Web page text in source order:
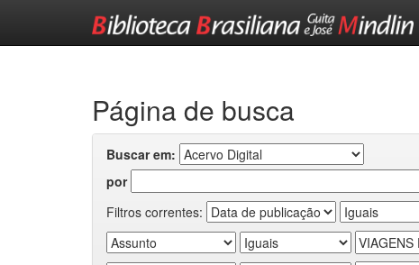
Página de busca
Buscar em:
por
Filtros correntes: